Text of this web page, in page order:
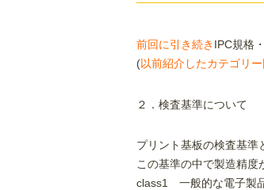
前回に引き続き IPC規格
(以前紹介したカテゴリ
２．検査基準について
プリント基板の検査基準
この基準の中で製造精度
class1 一般的な電子製